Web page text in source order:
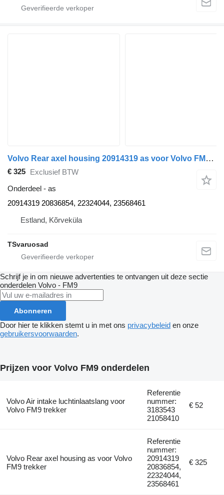
Volvo Rear axel housing 20914319 as voor Volvo FM9 trekker
€ 325 Exclusief BTW
Onderdeel - as
20914319 20836854, 22324044, 23568461
Estland, Kõrveküla
TSvaruosad
Schrijf je in om nieuwe advertenties te ontvangen uit deze sectie
onderdelen Volvo - FM9
Abonneren
Door hier te klikken stemt u in met ons privacybeleid en onze
gebruikersvoorwaarden.
Prijzen voor Volvo FM9 onderdelen
Volvo Air intake luchtinlaatslang voor
Volvo FM9 trekker
Referentie
nummer:
3183543
21058410
€ 52
Volvo Rear axel housing as voor Volvo
FM9 trekker
Referentie
nummer:
20914319
20836854,
22324044,
23568461
€ 325